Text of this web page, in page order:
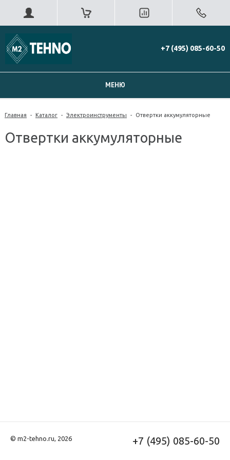
+7 (495) 085-60-50
МЕНЮ
Главная - Каталог - Электроинструменты - Отвертки аккумуляторные
Отвертки аккумуляторные
© m2-tehno.ru, 2026 +7 (495) 085-60-50